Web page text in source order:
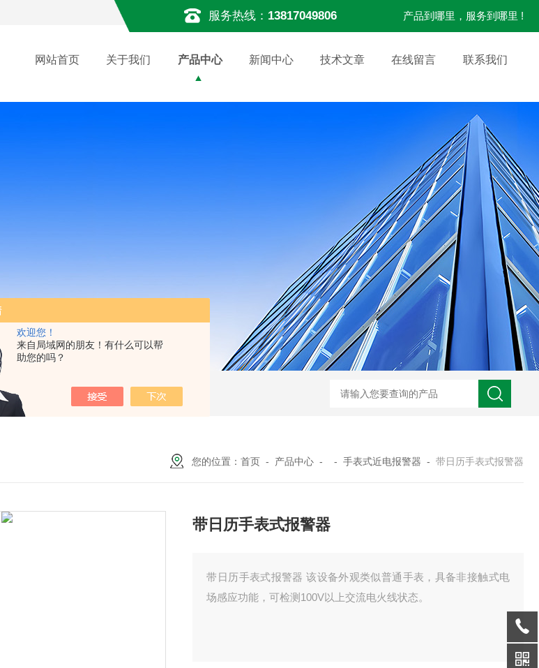
欢迎您！
来自局域网的朋友！有什么可以帮
助您的吗？
服务热线： 13817049806 产品到哪里，服务到哪里 !
网站首页 关于我们 产品中心 新闻中心 技术文章 在线留言 联系我们
5000V数字高压兆欧表 CS2077型CS2077高压兆欧表校验仪 GM-5KV-20KV型可调高压兆欧表GM-5KV-20KV nl3203型
您的位置： 首页 - 产品中心 - - 手表式近电报警器 - 带日历手表式报警器
带日历手表式报警器
带日历手表式报警器 该设备外观类似普通手表，具备非接触式电
场感应功能，可检测100V以上交流电火线状态。